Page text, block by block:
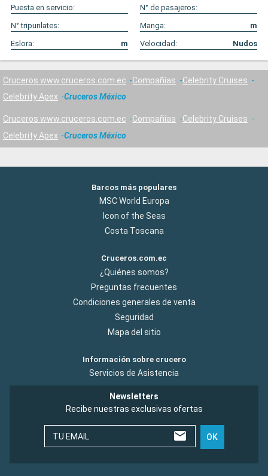
Puesta en servicio:
N° de pasajeros:
N° tripunlates:
Manga:
m
Eslora:
m Velocidad: Nudos
Cruceros www.cruceros.com.ec Compañías
Celebrity Cruises
Celebrity Apex
Cruceros México
Cruceros www.cruceros.com.ec Compañías
Celebrity Cruises
Celebrity Apex
Cruceros México
Barcos más populares
MSC World Europa
Icon of the Seas
Costa Toscana
Cruceros.com.ec
¿Quiénes somos?
Preguntas frecuentes
Condiciones generales de venta
Seguridad
Mapa del sitio
Información sobre crucero
Servicios de Asistencia
Newsletters
Recibe nuestras exclusivas ofertas
TU EMAIL OK